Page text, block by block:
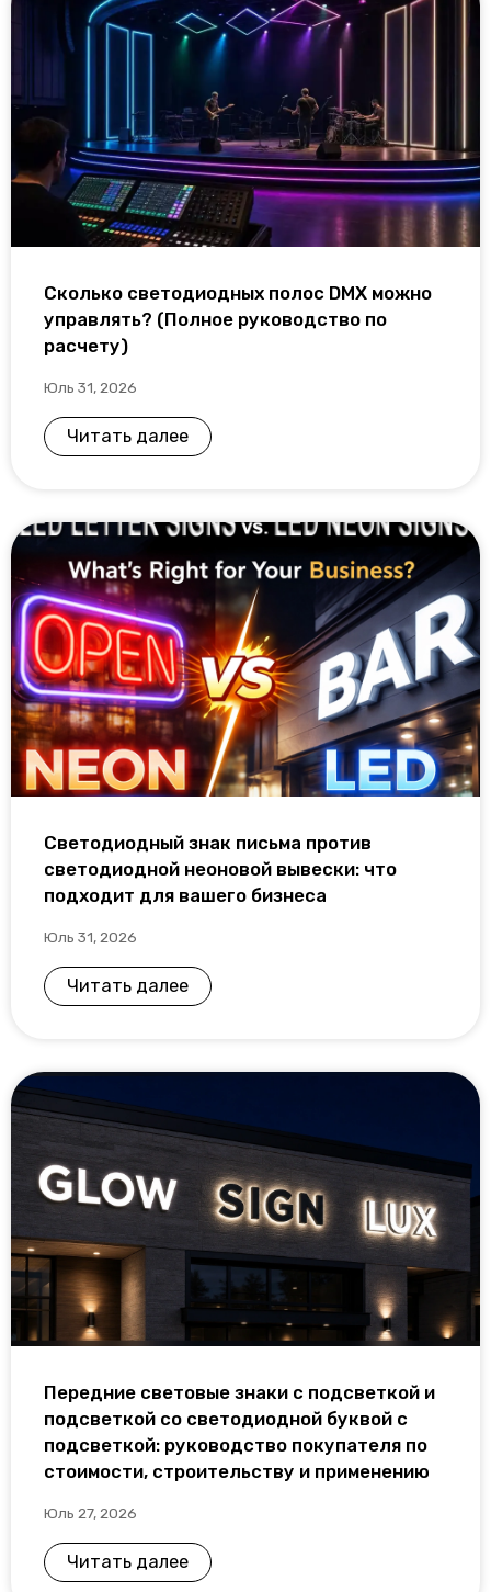
Сколько светодиодных полос DMX можно
управлять? (Полное руководство по
расчету)
Юль 31, 2026
Читать далее
Светодиодный знак письма против
светодиодной неоновой вывески: что
подходит для вашего бизнеса
Юль 31, 2026
Читать далее
Передние световые знаки с подсветкой и
подсветкой со светодиодной буквой с
подсветкой: руководство покупателя по
стоимости, строительству и применению
Юль 27, 2026
Читать далее